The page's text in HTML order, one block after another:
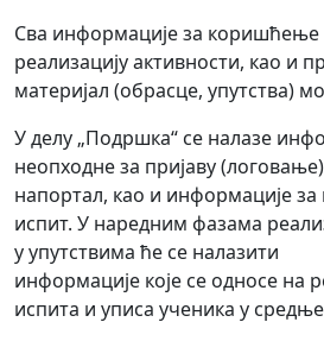
Свa информације за коришћење
реализацију активности, као и
материјал (обрасце, упутства)
У делу „Подршка“ се налазе
неопходне за пријаву (логовање)
напортал, као и информације
испит. У наредним фазама
у упутствима ће се налазити
информације које се односе на
испита и уписа ученика у